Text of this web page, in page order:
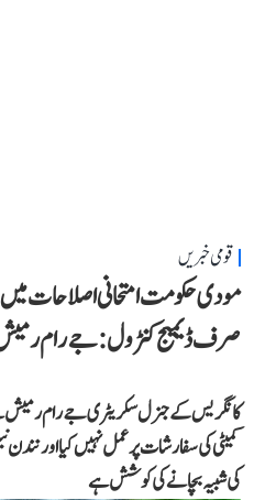
قومی خبریں
مودی حکومت امتحانی اصلاحات
صرف ڈیمیج کنٹرول: جے رام
کانگریس کے جنرل سکریٹری جے رام رمیش
کمیٹی کی سفارشات پر عمل نہیں کیا اور
کی شبیہ بچانے کی کوشش ہے